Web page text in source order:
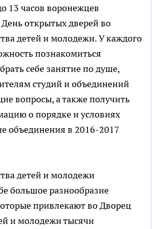
13 часов воронежцев
открытых дверей во
детей и молодежи. У каждого
познакомиться
себе занятие по душе,
студий и объединений
вопросы, а также получить
о порядке и условиях
объединения в 2016-2017
детей и молодежи
большое разнообразие
привлекают во Дворец
и молодежи тысячи